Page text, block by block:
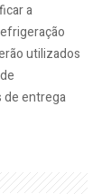
a
utilizados
de entrega